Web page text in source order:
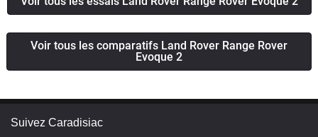
Voir tous les comparatifs Land Rover Range Rover
Evoque 2
Suivez Caradisiac